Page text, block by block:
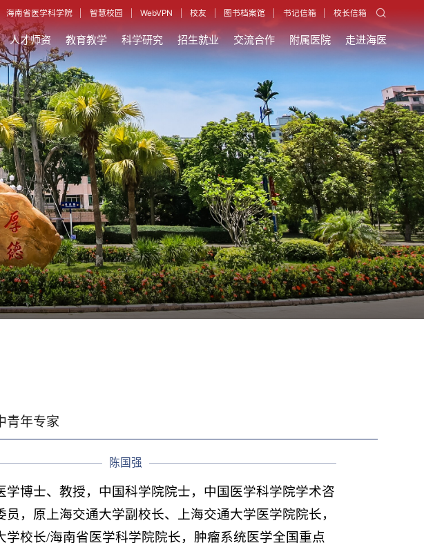
海南省医学科学院 智慧校园 WebVPN 校友 图书档案馆 书记信箱 校长信箱
人才师资 教育教学 科学研究 招生就业 交流合作 附属医院 走进海医
青年专家
陈国强
学博士、教授，中国科学院院士， 中国医学科学院学术咨
员 ，原上海交通大学副校长、上海交通大学医学院院长，
学校长/海南省医学科学院院长，肿瘤系统医学全国重点